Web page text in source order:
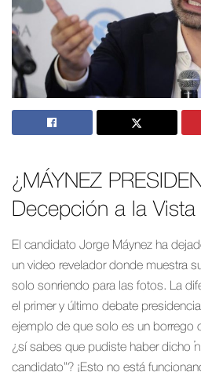
¿MÁYNEZ
Decepción a la Vista
El candidato Jorge Máynez ha
un video revelador donde muestra
solo sonriendo para las fotos. La
el primer y último debate
ejemplo de que solo es un borrego
¿sí sabes que pudiste haber dicho
candidato”? ¡Esto no está